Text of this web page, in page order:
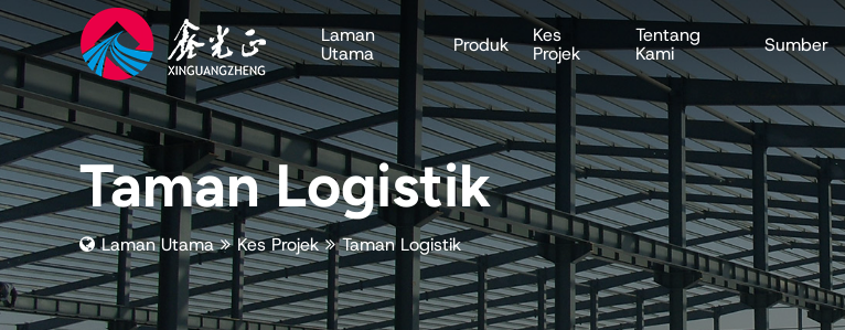
Laman
Utama
Produk
Kes
Projek
Tentang
Kami
Sumber
Taman Logistik
Laman Utama Kes Projek Taman Logistik